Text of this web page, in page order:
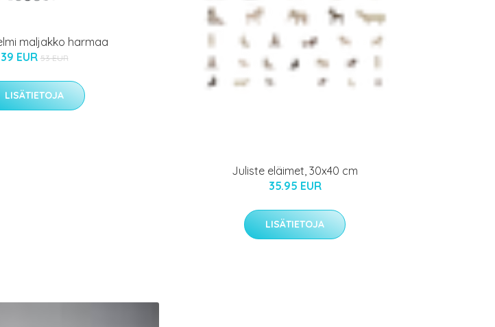
maljakko harmaa
39 EUR 53 EUR
LISÄTIETOJA
Juliste eläimet, 30x40 cm
35.95 EUR
LISÄTIETOJA